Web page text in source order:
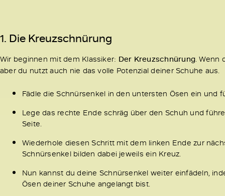
1. Die Kreuzschnürung
Wir beginnen mit dem Klassiker: Der Kreuzschnürung. Wenn
aber du nutzt auch nie das volle Potenzial deiner Schuhe aus.
Fädle die Schnürsenkel in den untersten Ösen ein und
Lege das rechte Ende schräg über den Schuh und
Seite.
Wiederhole diesen Schritt mit dem linken Ende zur
Schnürsenkel bilden dabei jeweils ein Kreuz.
Nun kannst du deine Schnürsenkel weiter einfädeln,
Ösen deiner Schuhe angelangt bist.